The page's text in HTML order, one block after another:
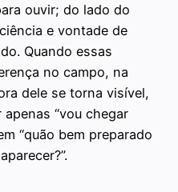
ouvir; do lado do
e vontade de
Quando essas
no campo, na
dele se torna visível,
“vou chegar
“quão bem preparado